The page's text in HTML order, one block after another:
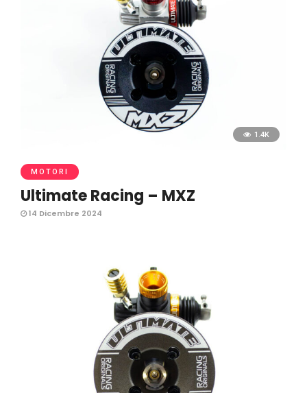
1.4K
MOTORI
Ultimate Racing – MXZ
14 Dicembre 2024